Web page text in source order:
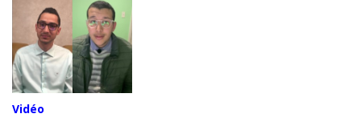
Vidéo